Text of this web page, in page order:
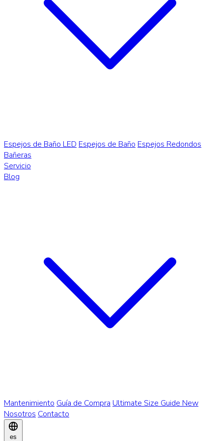
Espejos de Baño LED Espejos de Baño Espejos Redondos
Bañeras
Servicio
Blog
Mantenimiento Guía de Compra Ultimate Size Guide New
Nosotros Contacto
es